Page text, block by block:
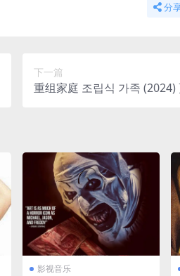
分
下一篇
重组家庭 조립식 가족 (2024)
影视音乐